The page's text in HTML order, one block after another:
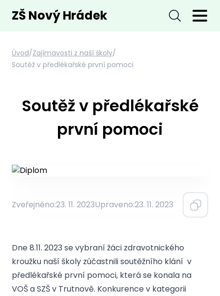
ZŠ Nový Hrádek
Úvod/Zajímavosti z naší školy/
Soutěž v předlékařské první pomoci
Soutěž v předlékařské
první pomoci
Zveřejněno:23. 11. 2023Upraveno:23. 11. 2023
Dne 8.11. 2023 se vybraní žáci zdravotnického
kroužku naší školy zúčastnili soutěžního klání v
předlékařské první pomoci, která se konala na
VOŠ a SZŠ v Trutnově. Konkurence v kategorii